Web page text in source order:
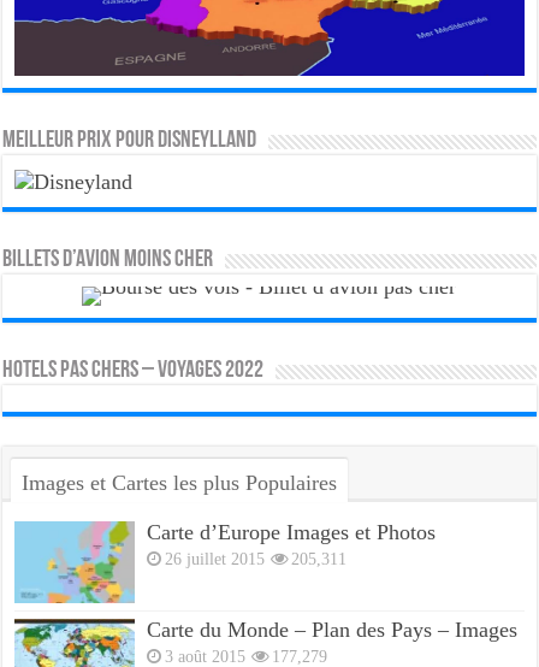
MEILLEUR PRIX POUR DISNEYLLAND
Billets d’avion moins cher
HOTELS PAS CHERS – VOYAGES 2022
Images et Cartes les plus Populaires
Carte d’Europe Images et Photos
26 juillet 2015 205,311
Carte du Monde – Plan des Pays – Images
3 août 2015 177,279